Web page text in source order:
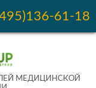
61-18
МЕДИЦИНСКОЙ